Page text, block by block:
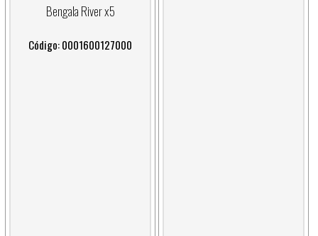
Bengala River x5
Código: 0001600127000